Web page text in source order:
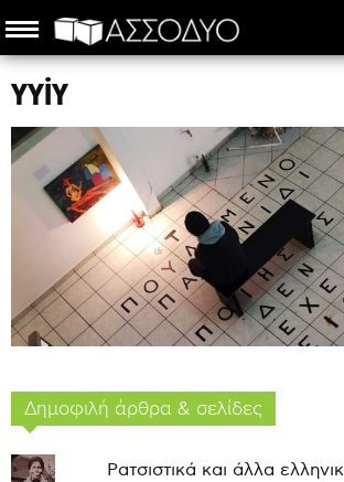
γγjγ
Δημοφιλή άρθρα & σελίδες
Ρατσιστικά και άλλα